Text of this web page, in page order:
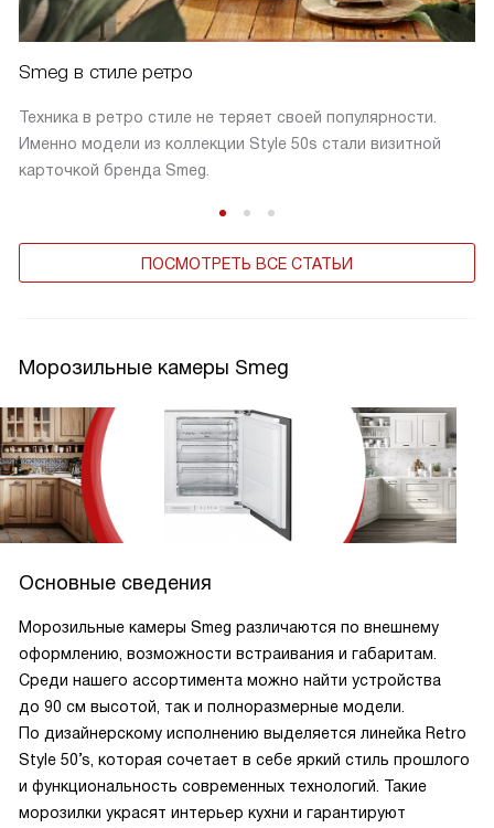
Smeg в стиле ретро
Техника в ретро стиле не теряет своей популярности.
Именно модели из коллекции Style 50s стали визитной
карточкой бренда Smeg.
ПОСМОТРЕТЬ ВСЕ СТАТЬИ
Морозильные камеры Smeg
Основные сведения
Морозильные камеры Smeg различаются по внешнему
оформлению, возможности встраивания и габаритам.
Среди нашего ассортимента можно найти устройства
до 90 см высотой, так и полноразмерные модели.
По дизайнерскому исполнению выделяется линейка Retro
Style 50’s, которая сочетает в себе яркий стиль прошлого
и функциональность современных технологий. Такие
морозилки украсят интерьер кухни и гарантируют